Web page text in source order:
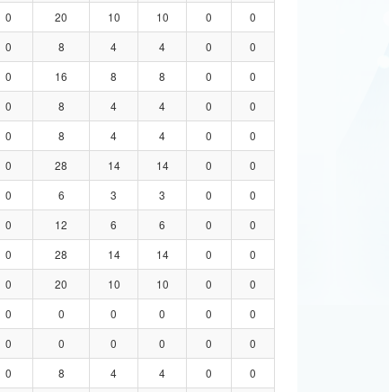
0 20 10 10 0
0
0 8 4 4 0
0
0 16 8 8 0
0
0 8 4 4 0
0
0 8 4 4 0
0
0 28 14 14 0
0
0 6 3 3 0
0
0 12 6 6 0
0
0 28 14 14 0
0
0 20 10 10 0
0
0 0 0 0 0
0
0 0 0 0 0
0
0 8 4 4 0
0